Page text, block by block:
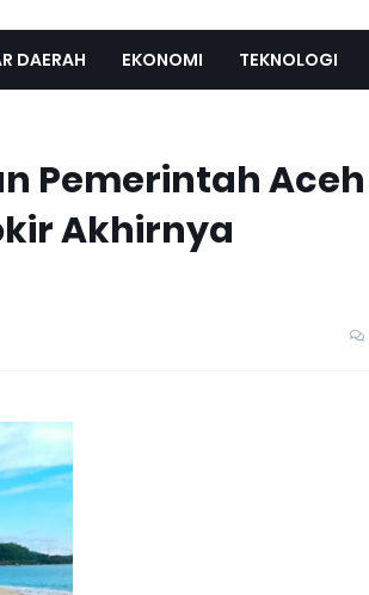
DAERAH EKONOMI TEKNOLOGI
Pemerintah Aceh
Akhirnya